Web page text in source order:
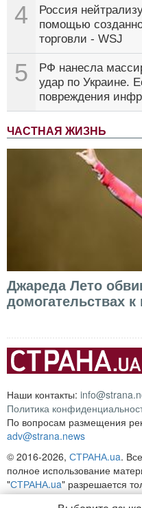
4
Россия
помощью
торговли - WSJ
5
РФ нанесла
удар по Украине.
повреждения
ЧАСТНАЯ ЖИЗНЬ
Джареда Лето
домогательствах
Наши контакты:
Политика
По вопросам размещения
adv@strana.news
© 2016-2026, СТРАНА.ua.
полное использование
"СТРАНА.ua" разрешается
для поисковых систем